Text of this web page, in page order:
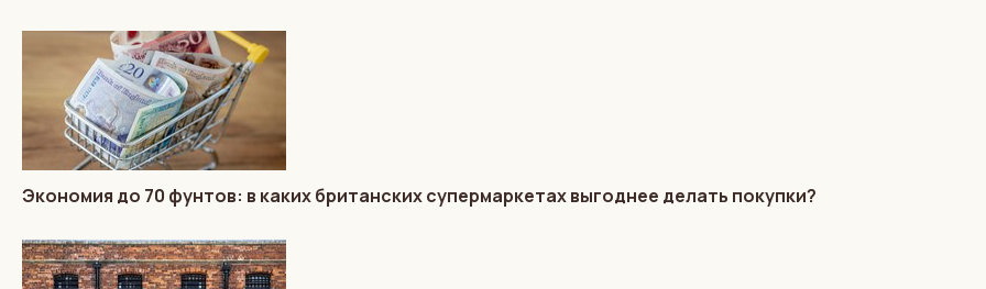
Экономия до 70 фунтов: в каких британских супермаркетах выгоднее делать покупки?